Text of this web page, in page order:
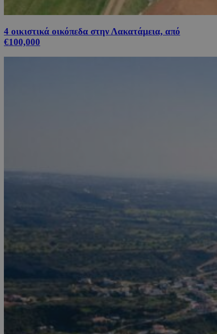
4 οικιστικά οικόπεδα στην Λακατάμεια, από
€100,000